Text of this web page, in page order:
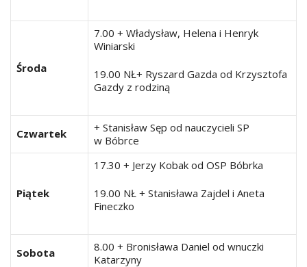
Środa
7.00 + Władysław, Helena i Henryk
Winiarski
19.00 NŁ+ Ryszard Gazda od Krzysztofa
Gazdy z rodziną
Czwartek
+ Stanisław Sęp od nauczycieli SP
w Bóbrce
Piątek
17.30 + Jerzy Kobak od OSP Bóbrka
19.00 NŁ + Stanisława Zajdel i Aneta
Fineczko
Sobota
8.00 + Bronisława Daniel od wnuczki
Katarzyny